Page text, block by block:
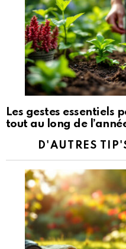
Les gestes essentiels
tout au long de
D'AUTRES